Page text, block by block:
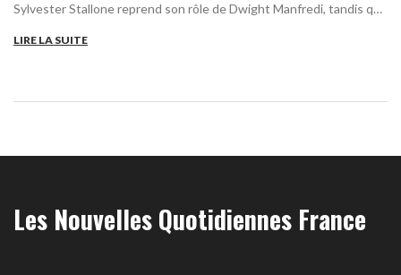
Sylvester Stallone reprend son rôle de Dwight Manfredi, tandis que
LIRE LA SUITE
Les Nouvelles Quotidiennes France